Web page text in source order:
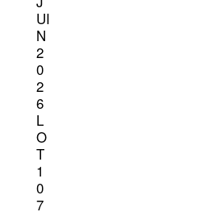
UI
N
2
0
2
6
L
O
T
1
0
7